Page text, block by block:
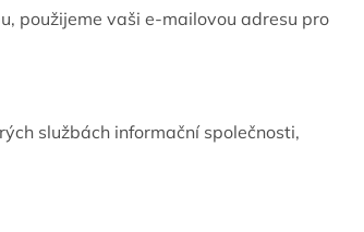
použijeme vaši e-mailovou adresu pro
službách informační společnosti,